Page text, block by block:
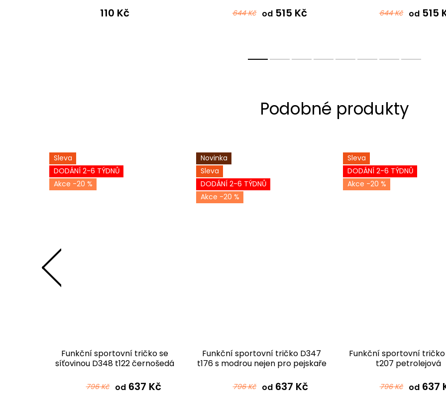
110 Kč 644 Kč od515 Kč 644 Kč od515
Sleva
DODÁNÍ 2-6 TÝDNŮ
-20 %
Funkční sportovní tričko se
síťovinou D348 t122 černošedá
796 Kč od637 Kč
Novinka
Sleva
DODÁNÍ 2-6 TÝDNŮ
-20 %
Funkční sportovní tričko D347
t176 s modrou nejen pro pejskaře
796 Kč od637 Kč
Sleva
DODÁNÍ 2-6 TÝDNŮ
-20 %
Funkční sportovní tričko
t207 petrolejová
796 Kč od637